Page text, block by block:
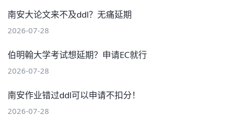
南安大论文来不及ddl？无痛延期
2026-07-28
伯明翰大学考试想延期？申请EC就行
2026-07-28
南安作业错过ddl可以申请不扣分！
2026-07-28